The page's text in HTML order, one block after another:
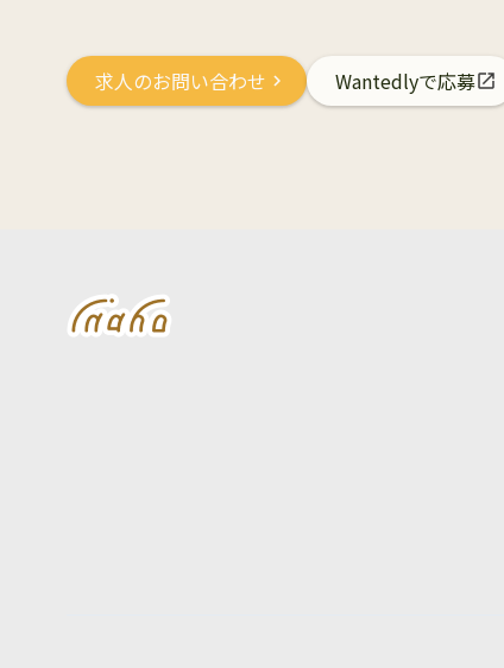
求人のお問い合わせ chevron_right Wantedlyで応募open_in_new